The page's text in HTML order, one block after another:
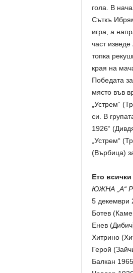
гола. В
Съткъ
игра, а
част
топка
края на
Победата
място във
„Устрем“
си. В
1926“
„Устрем“
(Върбица)
Ето всички
ЮЖНА „А“
5 декември
Ботев
Енев
Хитрино
Герой
Балкан